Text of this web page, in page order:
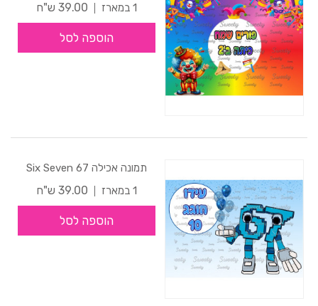
1 במארז
39.00 ש"ח
הוספה לסל
תמונה אכילה Six Seven 67
1 במארז
39.00 ש"ח
הוספה לסל